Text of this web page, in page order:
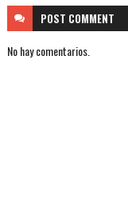
POST COMMENT
No hay comentarios.